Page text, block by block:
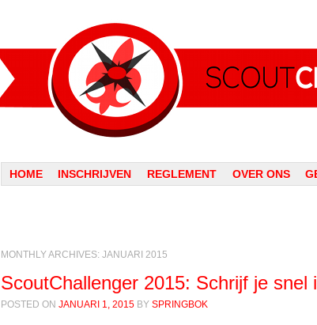
Menu
SKIP TO CONTENT
HOME INSCHRIJVEN REGLEMENT OVER ONS
MONTHLY ARCHIVES: JANUARI 2015
ScoutChallenger 2015: Schrijf je snel
POSTED ON JANUARI 1, 2015 BY SPRINGBOK